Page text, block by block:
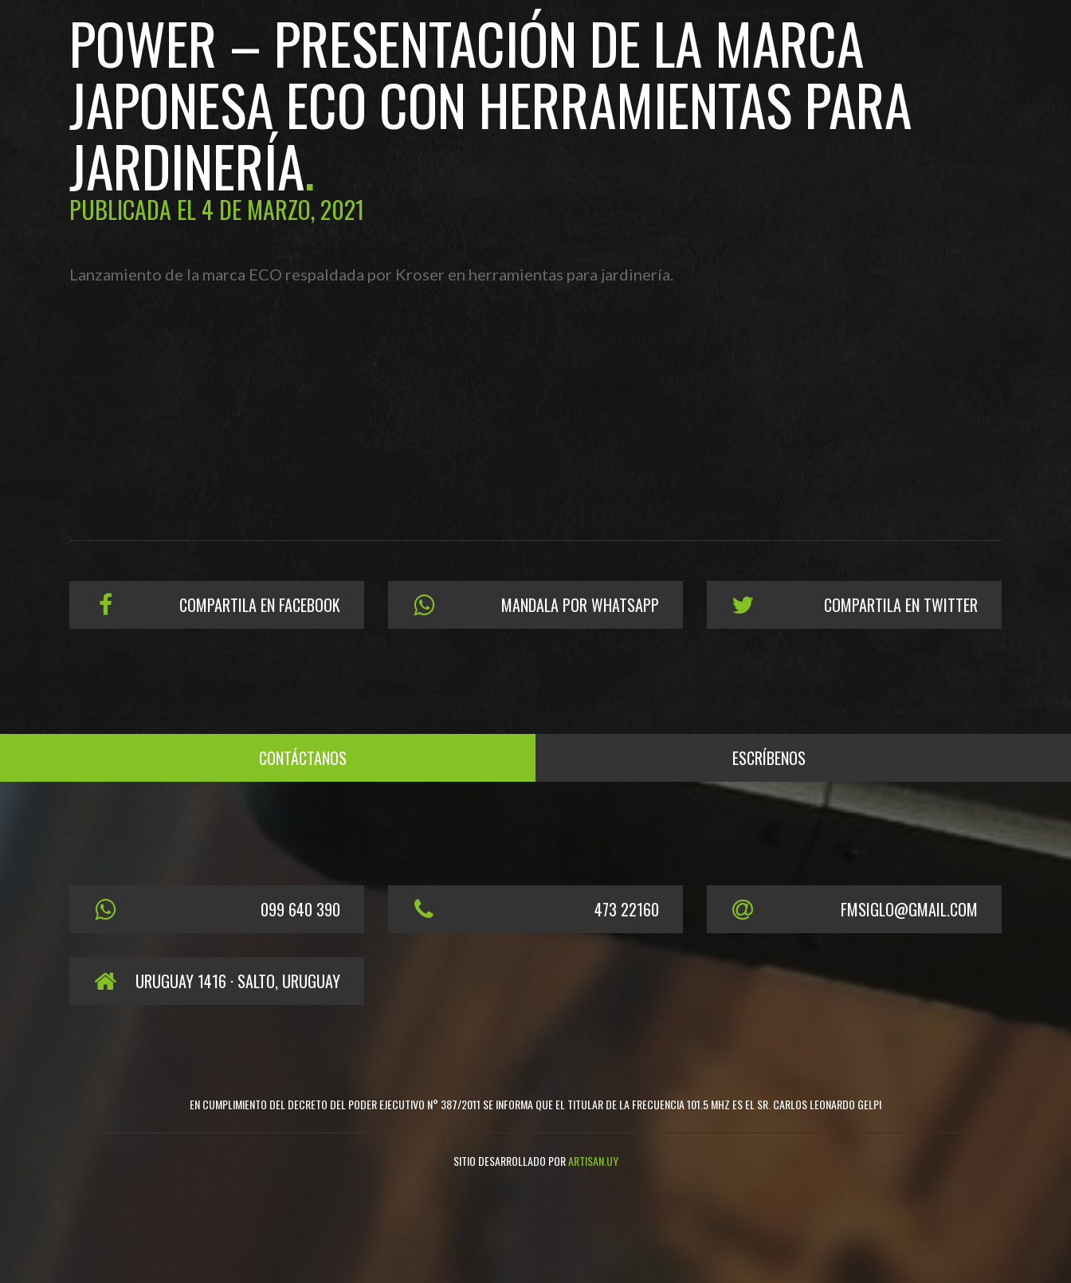
POWER – PRESENTACIÓN DE LA MARCA
JAPONESA ECO CON HERRAMIENTAS PARA
JARDINERÍA
PUBLICADA EL 4 DE MARZO, 2021
Lanzamiento de la marca ECO respaldada por Kroser en herramientas para jardinería.
COMPARTILA EN FACEBOOK MANDALA POR WHATSAPP COMPARTILA EN TWITTER
CONTÁCTANOS ESCRÍBENOS
099 640 390 473 22160 FMSIGLO@GMAIL.COM
URUGUAY 1416 · SALTO, URUGUAY
EN CUMPLIMIENTO DEL DECRETO DEL PODER EJECUTIVO N° 387/2011 SE INFORMA QUE EL TITULAR DE LA FRECUENCIA 101.5 MHZ ES EL SR. CARLOS LEONARDO GELPI
SITIO DESARROLLADO PORARTISAN.UY